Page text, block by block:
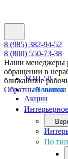
8 (985) 382-94-52
8 (800) 550-73-38
Наши менеджеры
обращении в
ближайшие
Обратный звонок
ТОП-50
Новинки
Акции
По